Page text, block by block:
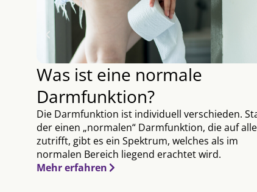
Was ist eine normale
Darmfunktion?
Die Darmfunktion ist individuell verschieden.
der einen „normalen“ Darmfunktion, die auf alle
zutrifft, gibt es ein Spektrum, welches als im
normalen Bereich liegend erachtet wird.
Mehr erfahren